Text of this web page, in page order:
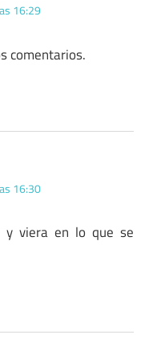
16:29
comentarios.
16:30
y viera en lo que se